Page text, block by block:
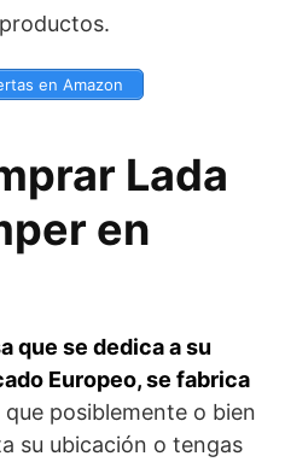
en Amazon
Lada
en
que se dedica a su
Europeo, se fabrica
que posiblemente o bien
su ubicación o tengas